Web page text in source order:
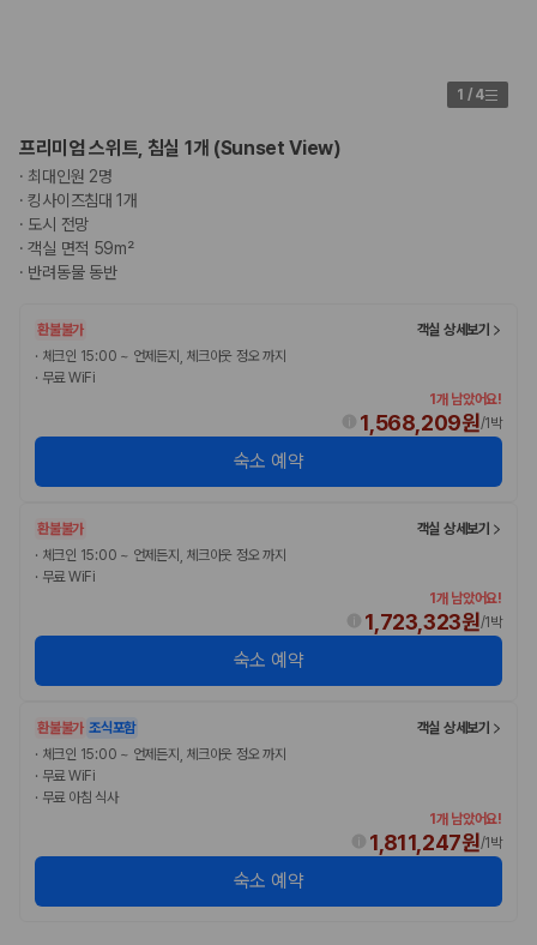
1 / 4
프리미엄 스위트, 침실 1개 (Sunset View)
· 최대인원 2명
·킹사이즈침대 1개
· 도시 전망
·객실 면적 59m²
· 반려동물 동반
환불불가
객실 상세보기
· 체크인 15:00 ~ 언제든지, 체크아웃 정오 까지
· 무료 WiFi
1개 남았어요!
1,568,209원/1박
숙소 예약
환불불가
객실 상세보기
· 체크인 15:00 ~ 언제든지, 체크아웃 정오 까지
· 무료 WiFi
1개 남았어요!
1,723,323원/1박
숙소 예약
환불불가 조식포함
객실 상세보기
· 체크인 15:00 ~ 언제든지, 체크아웃 정오 까지
· 무료 WiFi
· 무료 아침 식사
1개 남았어요!
1,811,247원/1박
숙소 예약